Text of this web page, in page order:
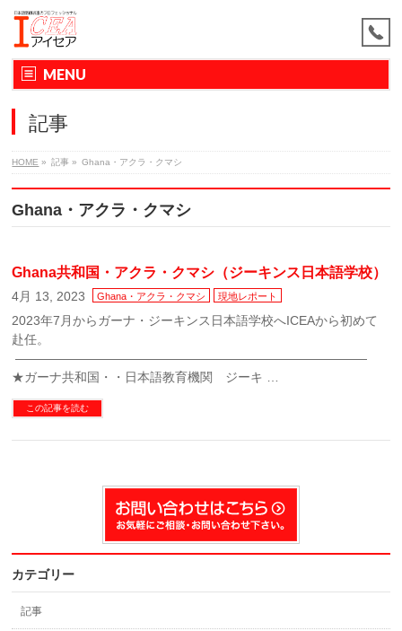
MENU
記事
HOME » 記事 » Ghana・アクラ・クマシ
Ghana・アクラ・クマシ
Ghana共和国・アクラ・クマシ（ジーキンス日本語学校）
4月 13, 2023 Ghana・アクラ・クマシ 現地レポート
2023年7月からガーナ・ジーキンス日本語学校へICEAから初めて
赴任。
――――――――――――――――――――――――――――
★ガーナ共和国・・日本語教育機関 ジーキ …
この記事を読む
カテゴリー
記事